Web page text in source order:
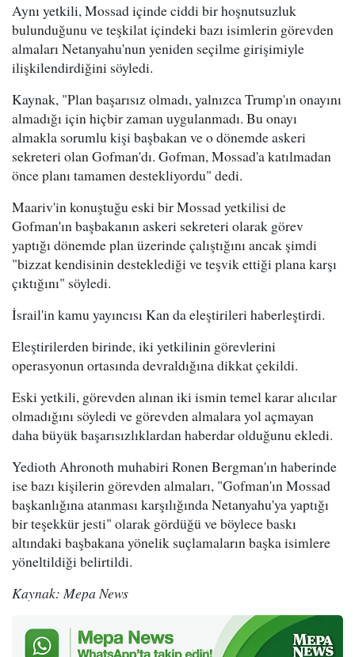
Aynı yetkili, Mossad içinde ciddi bir hoşnutsuzluk
bulunduğunu ve teşkilat içindeki bazı isimlerin görevden
almaları Netanyahu'nun yeniden seçilme girişimiyle
ilişkilendirdiğini söyledi.
Kaynak, "Plan başarısız olmadı, yalnızca Trump'ın onayını
almadığı için hiçbir zaman uygulanmadı. Bu onayı
almakla sorumlu kişi başbakan ve o dönemde askeri
sekreteri olan Gofman'dı. Gofman, Mossad'a katılmadan
önce planı tamamen destekliyordu" dedi.
Maariv'in konuştuğu eski bir Mossad yetkilisi de
Gofman'ın başbakanın askeri sekreteri olarak görev
yaptığı dönemde plan üzerinde çalıştığını ancak şimdi
"bizzat kendisinin desteklediği ve teşvik ettiği plana karşı
çıktığını" söyledi.
İsrail'in kamu yayıncısı Kan da eleştirileri haberleştirdi.
Eleştirilerden birinde, iki yetkilinin görevlerini
operasyonun ortasında devraldığına dikkat çekildi.
Eski yetkili, görevden alınan iki ismin temel karar alıcılar
olmadığını söyledi ve görevden almalara yol açmayan
daha büyük başarısızlıklardan haberdar olduğunu ekledi.
Yedioth Ahronoth muhabiri Ronen Bergman'ın haberinde
ise bazı kişilerin görevden almaları, "Gofman'ın Mossad
başkanlığına atanması karşılığında Netanyahu'ya yaptığı
bir teşekkür jesti" olarak gördüğü ve böylece baskı
altındaki başbakana yönelik suçlamaların başka isimlere
yöneltildiği belirtildi.
Kaynak: Mepa News